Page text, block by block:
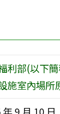
利部(以下
施室內場所